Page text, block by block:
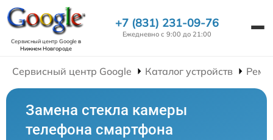
Сервисный центр Googleв
Нижнем Новгороде
+7 (831) 231-09-76
Ежедневно с 9:00 до 21:00
Сервисный центр Google Каталог устройств
Замена стекла камеры
телефона смартфона